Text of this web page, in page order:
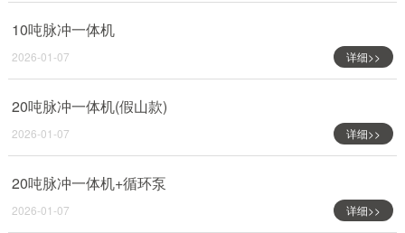
10吨脉冲一体机
2026-01-07 详细>>
20吨脉冲一体机(假山款)
2026-01-07 详细>>
20吨脉冲一体机+循环泵
2026-01-07 详细>>